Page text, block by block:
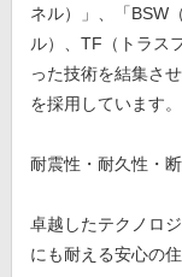
ネル）」、「BSW
ル）、TF（トラス
った技術を結集さ
を採用しています。
耐震性・耐久性・
卓越したテクノロ
にも耐える安心の